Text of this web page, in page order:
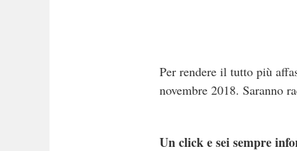
Per rendere il tutto più
novembre 2018. Saranno
Un click e sei sempre